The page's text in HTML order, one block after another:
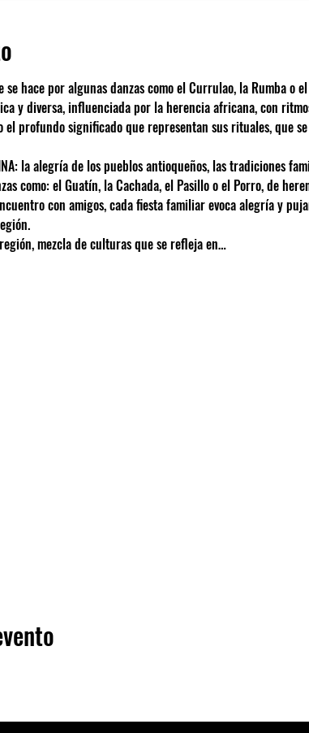
se hace por algunas danzas como el Currulao, la Rumba o
y diversa, influenciada por la herencia africana, con
el profundo significado que representan sus rituales, que
la alegría de los pueblos antioqueños, las tradiciones
como: el Guatín, la Cachada, el Pasillo o el Porro, de
con amigos, cada fiesta familiar evoca alegría y
región, mezcla de culturas que se refleja en…